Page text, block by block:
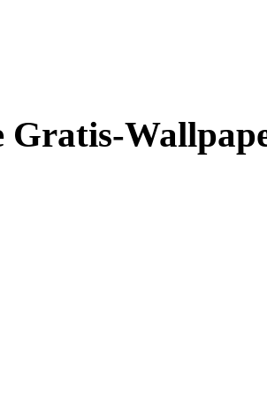
Gratis-